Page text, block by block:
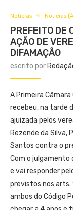
Notícias Notícias
PREFEITO DE
AÇÃO DE
DIFAMAÇÃO
escrito por
A Primeira
recebeu, na tarde
ajuizada pelos
Rezende da Silva,
Santos contra o
Com o julgamento
e vai responder
previstos nos arts.
ambos do Código